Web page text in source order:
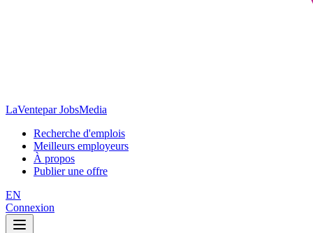
LaVentepar JobsMedia
Recherche d'emplois
Meilleurs employeurs
À propos
Publier une offre
EN
Connexion